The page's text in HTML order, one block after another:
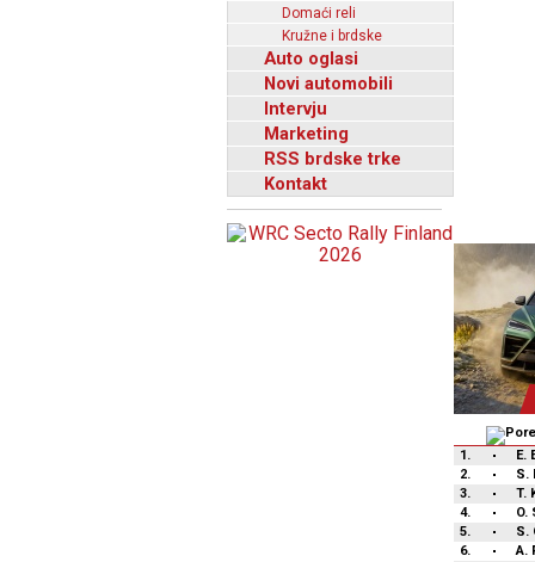
Domaći reli
Kružne i brdske
Auto oglasi
Novi automobili
Intervju
Marketing
RSS brdske trke
Kontakt
1.
E.
2.
S.
3.
T.
4.
O.
5.
S.
6.
A.